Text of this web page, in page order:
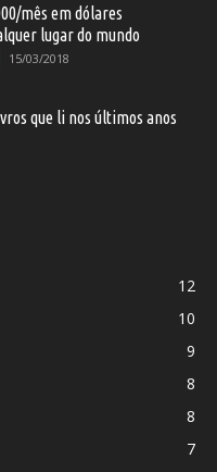
mês em dólares
lugar do mundo
15/03/2018
que li nos últimos anos
12
10
9
8
8
7